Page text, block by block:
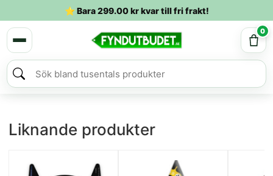
⭐ Bara299.00krkvar till fri frakt!
0
Liknande produkter